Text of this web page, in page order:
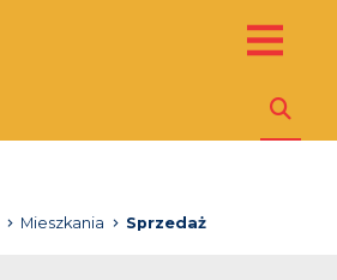
Mieszkania Sprzedaż